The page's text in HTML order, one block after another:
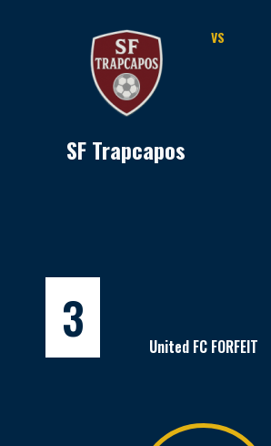
SF Trapcapos
VS
3 United FC FORFEIT